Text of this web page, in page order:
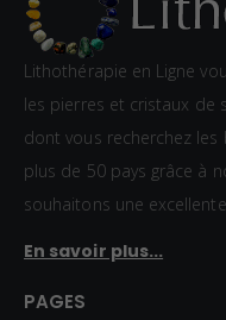
Lithothérapie en Ligne
les pierres et cristaux de
dont vous recherchez
plus de 50 pays grâce à
souhaitons une
En savoir plus...
PAGES